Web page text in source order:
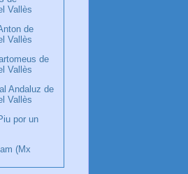
Vallès
de
Vallès
de
Vallès
Andaluz de
Vallès
por un
(Mx